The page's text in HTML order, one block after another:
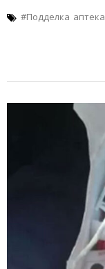
#Подделка аптека